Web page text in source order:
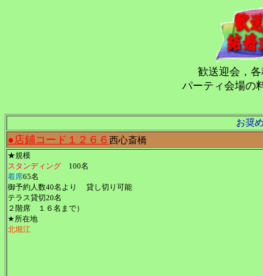
歓送迎会，
パーティ会場の
お奨
●店鋪コード１２６６ 西心斎橋
★規模
スタンディング 100名
着席65名
御予約人数40名より 貸し切り可能
テラス貸切20名
２階席 １６名まで）
★所在地
北堀江